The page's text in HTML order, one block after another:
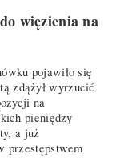
więzienia na
pojawiło się
zdążył wyrzucić
na
pieniędzy
a już
przestępstwem